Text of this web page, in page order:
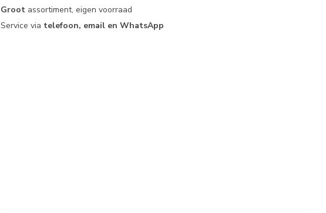
Groot assortiment, eigen voorraad
Service via telefoon, email en WhatsApp